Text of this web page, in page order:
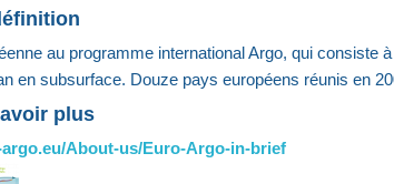
au programme international Argo, qui
en subsurface. Douze pays européens réunis en
plus
About-us/Euro-Argo-in-brief